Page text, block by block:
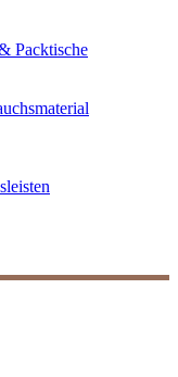
Packtische